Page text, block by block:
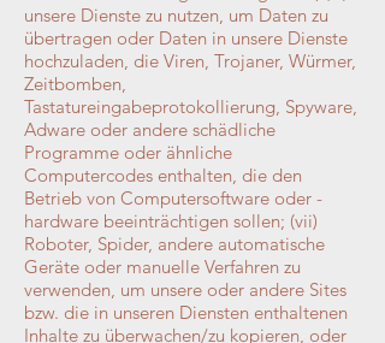
unsere Dienste zu nutzen, um Daten zu
übertragen oder Daten in unsere Dienste
hochzuladen, die Viren, Trojaner, Würmer,
Zeitbomben,
Tastatureingabeprotokollierung, Spyware,
Adware oder andere schädliche
Programme oder ähnliche
Computercodes enthalten, die den
Betrieb von Computersoftware oder -
hardware beeinträchtigen sollen; (vii)
Roboter, Spider, andere automatische
Geräte oder manuelle Verfahren zu
verwenden, um unsere oder andere Sites
bzw. die in unseren Diensten enthaltenen
Inhalte zu überwachen/zu kopieren, oder